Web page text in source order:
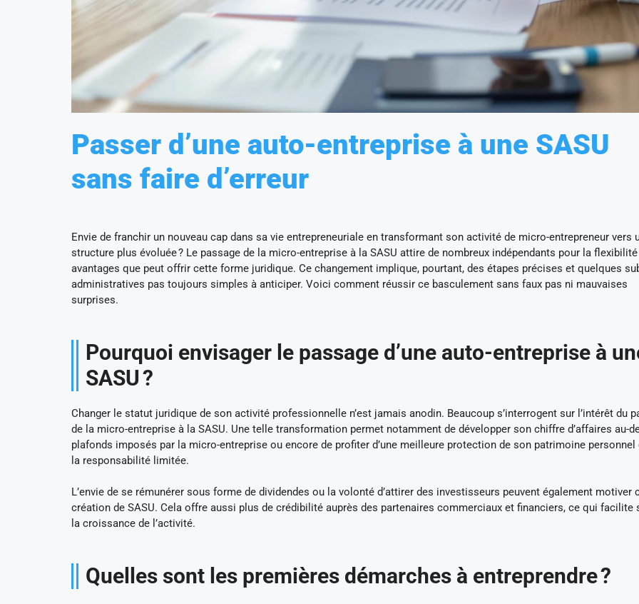
Passer d’une auto-entreprise à une SASU
sans faire d’erreur
Envie de franchir un nouveau cap dans sa vie entrepreneuriale en transformant son activité de micro-entrepreneur vers
structure plus évoluée ? Le passage de la micro-entreprise à la SASU attire de nombreux indépendants pour la
avantages que peut offrir cette forme juridique. Ce changement implique, pourtant, des étapes précises et quelques
administratives pas toujours simples à anticiper. Voici comment réussir ce basculement sans faux pas ni mauvaises
surprises.
Pourquoi envisager le passage d’une auto-entreprise à
SASU ?
Changer le statut juridique de son activité professionnelle n’est jamais anodin. Beaucoup s’interrogent sur l’intérêt du
de la micro-entreprise à la SASU. Une telle transformation permet notamment de développer son chiffre d’affaires au-
plafonds imposés par la micro-entreprise ou encore de profiter d’une meilleure protection de son patrimoine personnel
la responsabilité limitée.
L’envie de se rémunérer sous forme de dividendes ou la volonté d’attirer des investisseurs peuvent également motiver
création de SASU. Cela offre aussi plus de crédibilité auprès des partenaires commerciaux et financiers, ce qui facilite
la croissance de l’activité.
Quelles sont les premières démarches à entreprendre ?